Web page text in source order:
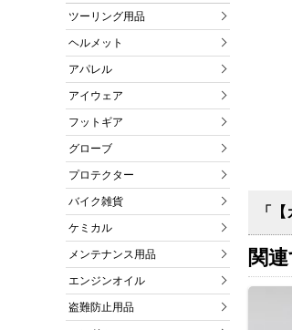
ツーリング用品
ヘルメット
アパレル
アイウェア
フットギア
グローブ
プロテクター
バイク雑貨
ケミカル
メンテナンス用品
エンジンオイル
盗難防止用品
「
関